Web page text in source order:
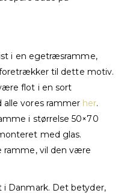
i en egetræsramme,
til dette motiv.
flot i en sort
vores rammer her.
i størrelse 50×70
med glas.
ramme, vil den være
i Danmark. Det betyder,